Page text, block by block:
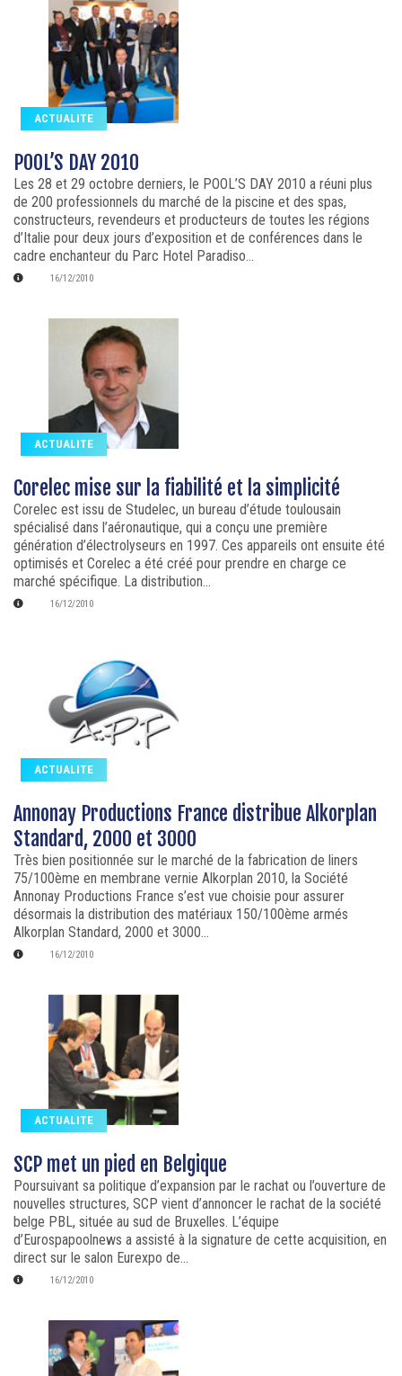
ACTUALITE
POOL’S DAY 2010
Les 28 et 29 octobre derniers, le POOL’S DAY 2010 a réuni plus
de 200 professionnels du marché de la piscine et des spas,
constructeurs, revendeurs et producteurs de toutes les régions
d’Italie pour deux jours d’exposition et de conférences dans le
cadre enchanteur du Parc Hotel Paradiso...
16/12/2010
ACTUALITE
Corelec mise sur la fiabilité et la simplicité
Corelec est issu de Studelec, un bureau d’étude toulousain
spécialisé dans l’aéronautique, qui a conçu une première
génération d’électrolyseurs en 1997. Ces appareils ont ensuite été
optimisés et Corelec a été créé pour prendre en charge ce
marché spécifique. La distribution...
16/12/2010
ACTUALITE
Annonay Productions France distribue Alkorplan
Standard, 2000 et 3000
Très bien positionnée sur le marché de la fabrication de liners
75/100ème en membrane vernie Alkorplan 2010, la Société
Annonay Productions France s’est vue choisie pour assurer
désormais la distribution des matériaux 150/100ème armés
Alkorplan Standard, 2000 et 3000...
16/12/2010
ACTUALITE
SCP met un pied en Belgique
Poursuivant sa politique d’expansion par le rachat ou l’ouverture de
nouvelles structures, SCP vient d’annoncer le rachat de la société
belge PBL, située au sud de Bruxelles. L’équipe
d’Eurospapoolnews a assisté à la signature de cette acquisition, en
direct sur le salon Eurexpo de...
16/12/2010